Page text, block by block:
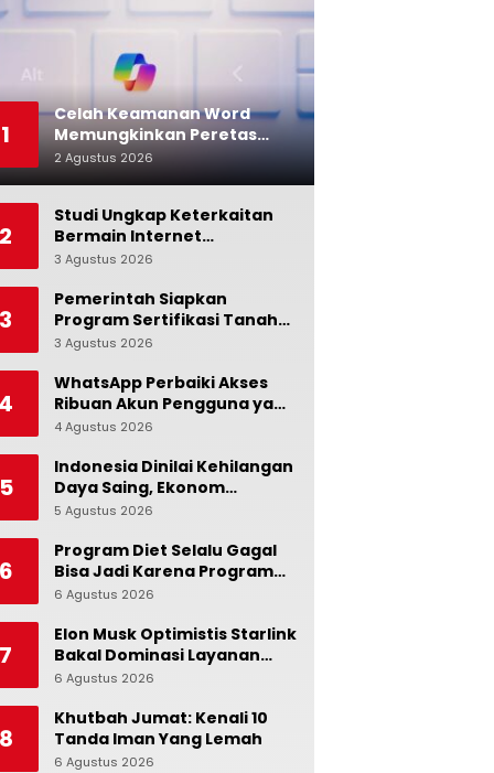
1
Celah Keamanan Word
Memungkinkan Peretas
Menyusup ke Microsoft
Copilot
2 Agustus 2026
2
Studi Ungkap Keterkaitan
Bermain Internet
Berlebihan dengan Stres
3 Agustus 2026
3
Pemerintah Siapkan
Program Sertifikasi Tanah
Gratis bagi Masyarakat
3 Agustus 2026
4
WhatsApp Perbaiki Akses
Ribuan Akun Pengguna yang
Terblokir
4 Agustus 2026
5
Indonesia Dinilai Kehilangan
Daya Saing, Ekonom
Ingatkan Pentingnya Jaga
Indonesia
5 Agustus 2026
6
Program Diet Selalu Gagal
Bisa Jadi Karena Program
Alami dalam Otak
6 Agustus 2026
7
Elon Musk Optimistis Starlink
Bakal Dominasi Layanan
Internet Global
6 Agustus 2026
8
Khutbah Jumat: Kenali 10
Tanda Iman Yang Lemah
6 Agustus 2026